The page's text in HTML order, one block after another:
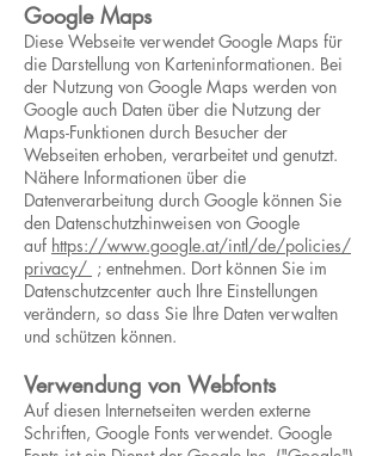
Google Maps
Diese Webseite verwendet Google Maps für
die Darstellung von Karteninformationen. Bei
der Nutzung von Google Maps werden von
Google auch Daten über die Nutzung der
Maps-Funktionen durch Besucher der
Webseiten erhoben, verarbeitet und genutzt.
Nähere Informationen über die
Datenverarbeitung durch Google können Sie
den Datenschutzhinweisen von Google
auf https://www.google.at/intl/de/policies/
privacy/ ; entnehmen. Dort können Sie im
Datenschutzcenter auch Ihre Einstellungen
verändern, so dass Sie Ihre Daten verwalten
und schützen können.
Verwendung von Webfonts
Auf diesen Internetseiten werden externe
Schriften, Google Fonts verwendet. Google